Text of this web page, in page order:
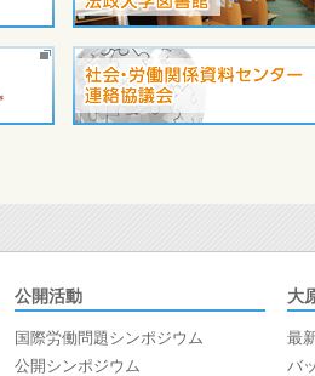
公開活動
国際労働問題シンポジウム
公開シンポジウム
大
最
バ